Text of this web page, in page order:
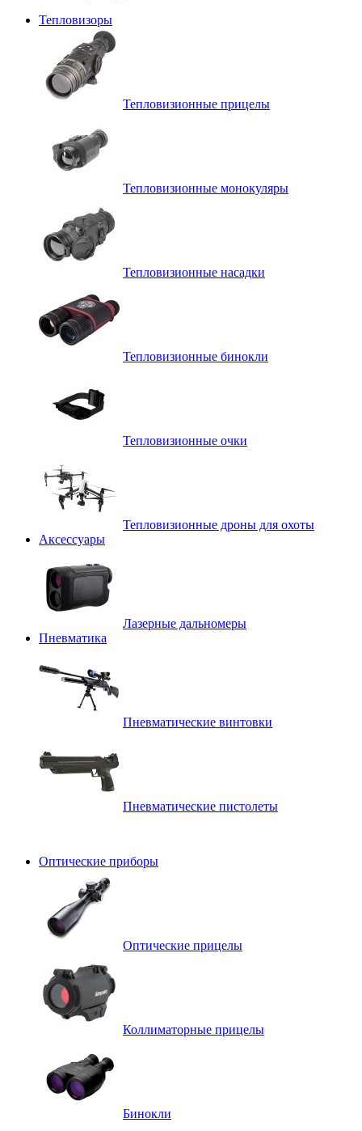
Тепловизоры
Тепловизионные прицелы
Тепловизионные монокуляры
Тепловизионные насадки
Тепловизионные бинокли
Тепловизионные очки
Тепловизионные дроны для охоты
Аксессуары
Лазерные дальномеры
Пневматика
Пневматические винтовки
Пневматические пистолеты
Оптические приборы
Оптические прицелы
Коллиматорные прицелы
Бинокли